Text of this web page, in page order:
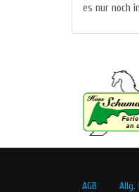
es nur noch
AGB Allg.